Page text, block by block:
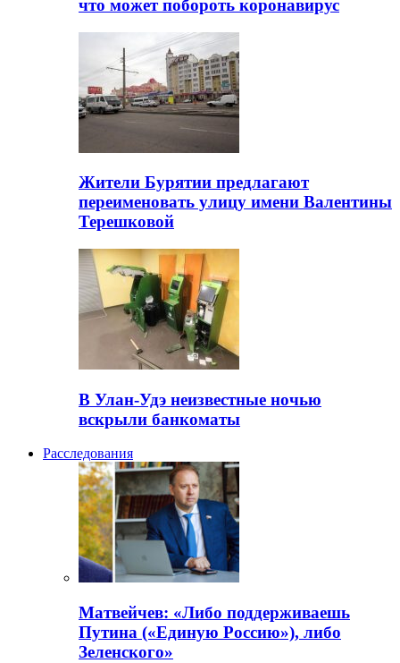
что может побороть коронавирус
Жители Бурятии предлагают
переименовать улицу имени Валентины
Терешковой
В Улан-Удэ неизвестные ночью
вскрыли банкоматы
Расследования
Матвейчев: «Либо поддерживаешь
Путина («Единую Россию»), либо
Зеленского»